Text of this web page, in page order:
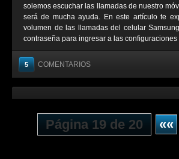
solemos escuchar las llamadas de nuestro
será de mucha ayuda. En este artículo te
volumen de las llamadas del celular
contraseña para ingresar a las
5 COMENTARIOS
Página 19 de 20 ««